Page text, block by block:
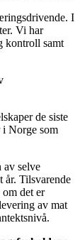
I
Vi har
kontroll samt
de siste
i Norge som
av selve
år. Tilsvarende
det er
av mat